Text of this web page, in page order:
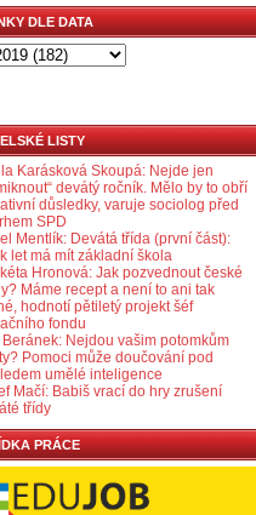
DLE DATA
LISTY
Karásková Skoupá: Nejde jen
devátý ročník. Mělo by to obří
důsledky, varuje sociolog před
SPD
Mentlík: Devátá třída (první část):
let má mít základní škola
Hronová: Jak pozvednout české
Máme recept a není to ani tak
hodnotí pětiletý projekt šéf
fondu
Nejdou vašim potomkům
Pomoci může doučování pod
umělé inteligence
Mačí: Babiš vrací do hry zrušení
třídy
PRÁCE